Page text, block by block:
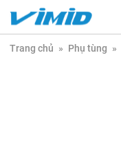
Trang chủ » Phụ tùng »